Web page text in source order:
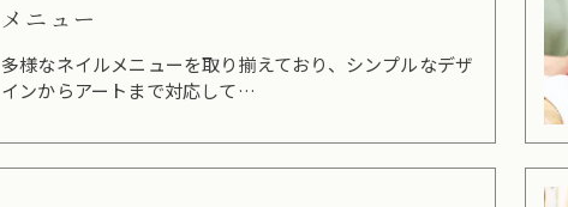
メニュー
多様なネイルメニューを取り揃えており、シンプルなデザ
インからアートまで対応して…
ご予約はこちら